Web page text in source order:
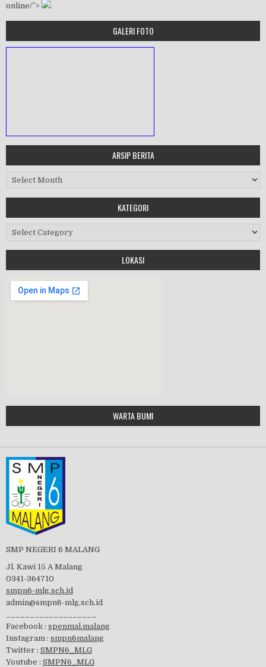
online/”>
GALERI FOTO
Workshop Perangkat 2019
HALAL BIHALAL
Tes Matrikulasi 2019
visitasi PPK 2019
ARSIP BERITA
Arsip Berita
KATEGORI
Kategori
LOKASI
Google Maps Generator by
embedgooglemap.net
WARTA BUMI
SMP NEGERI 6 MALANG
Jl. Kawi 15 A Malang
0341-364710
smpn6-mlg.sch.id
admin@smpn6-mlg.sch.id
Facebook : spenmal.malang
Instagram : smpn6malang
Twitter : SMPN6_MLG
Youtube : SMPN6_MLG